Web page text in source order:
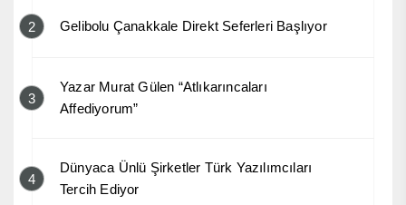
2 Gelibolu Çanakkale Direkt Seferleri Başlıyor
3
Yazar Murat Gülen “Atlıkarıncaları
Affediyorum”
4
Dünyaca Ünlü Şirketler Türk Yazılımcıları
Tercih Ediyor